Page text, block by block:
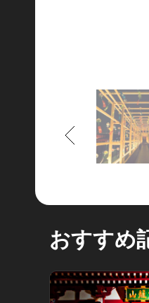
もどる
おすすめ